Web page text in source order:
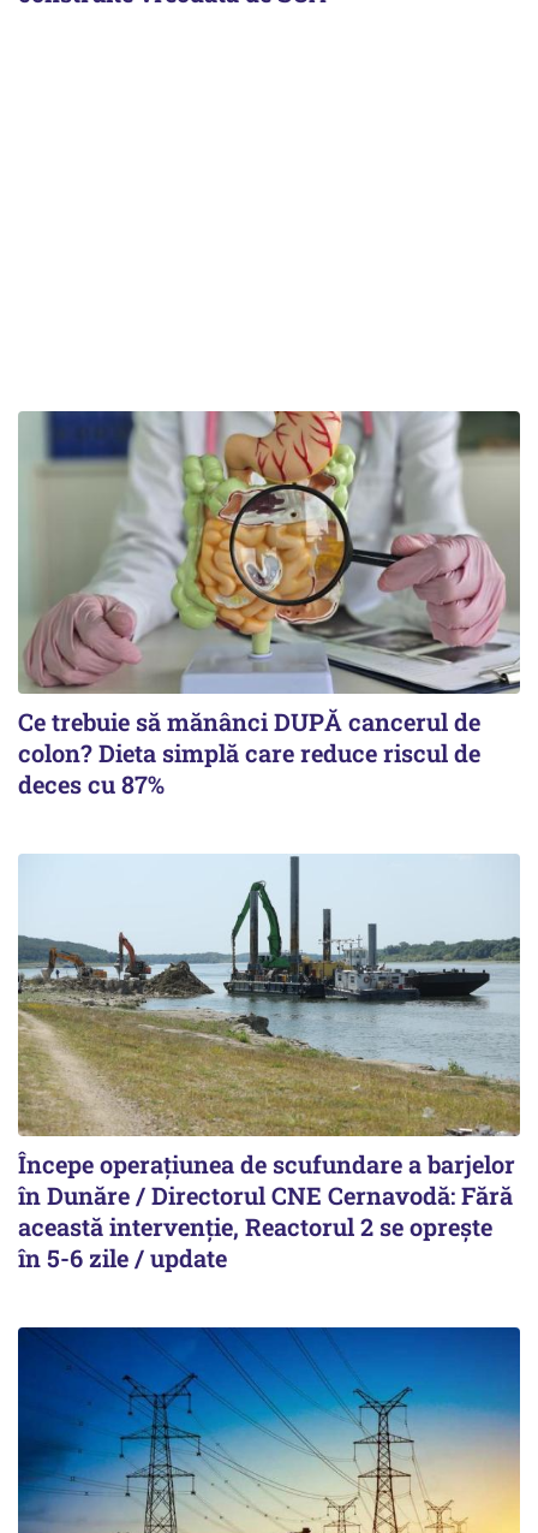
Ce trebuie să mănânci DUPĂ cancerul de
colon? Dieta simplă care reduce riscul de
deces cu 87%
Începe operațiunea de scufundare a barjelor
în Dunăre / Directorul CNE Cernavodă: Fără
această intervenție, Reactorul 2 se oprește
în 5-6 zile / update